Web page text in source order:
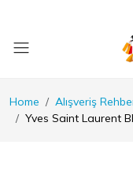
Home
Alışveriş
Yves Saint Laurent